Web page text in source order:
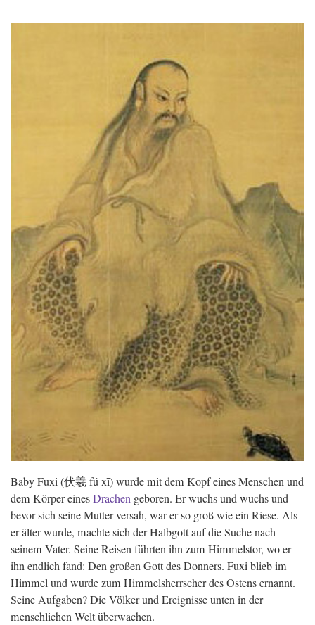
Baby Fuxi (伏羲 fú xī) wurde mit dem Kopf eines Menschen und
dem Körper einesDrachen geboren. Er wuchs und wuchs und
bevor sich seine Mutter versah, war er so groß wie ein Riese. Als
er älter wurde, machte sich der Halbgott auf die Suche nach
seinem Vater. Seine Reisen führten ihn zum Himmelstor, wo er
ihn endlich fand: Den großen Gott des Donners. Fuxi blieb im
Himmel und wurde zum Himmelsherrscher des Ostens ernannt.
Seine Aufgaben? Die Völker und Ereignisse unten in der
menschlichen Welt überwachen.